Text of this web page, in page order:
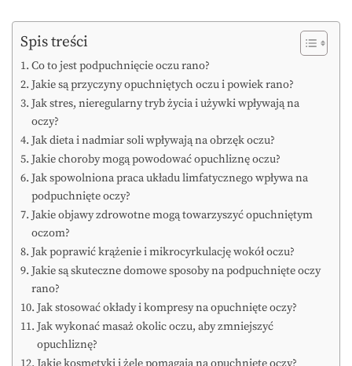
Spis treści
Co to jest podpuchnięcie oczu rano?
Jakie są przyczyny opuchniętych oczu i powiek rano?
Jak stres, nieregularny tryb życia i używki wpływają na
oczy?
Jak dieta i nadmiar soli wpływają na obrzęk oczu?
Jakie choroby mogą powodować opuchliznę oczu?
Jak spowolniona praca układu limfatycznego wpływa na
podpuchnięte oczy?
Jakie objawy zdrowotne mogą towarzyszyć opuchniętym
oczom?
Jak poprawić krążenie i mikrocyrkulację wokół oczu?
Jakie są skuteczne domowe sposoby na podpuchnięte oczy
rano?
Jak stosować okłady i kompresy na opuchnięte oczy?
Jak wykonać masaż okolic oczu, aby zmniejszyć
opuchliznę?